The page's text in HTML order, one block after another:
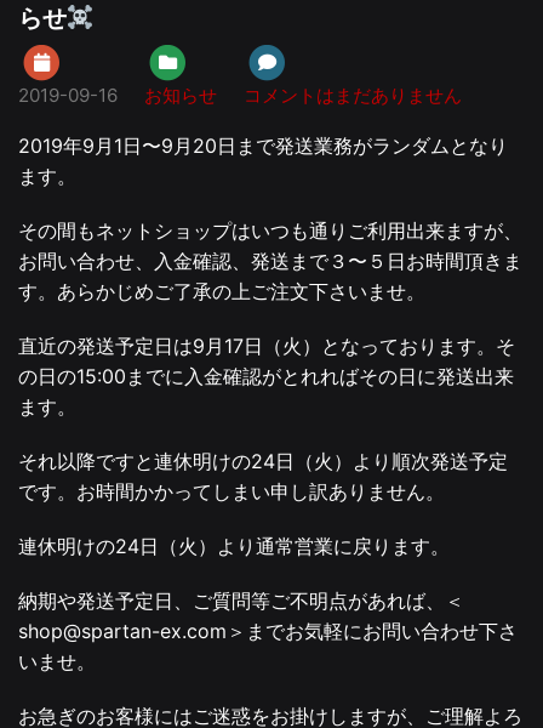
らせ
2019-09-16 お知らせ コメントはまだありません
2019年9月1日〜9月20日まで発送業務がランダムとなり
ます。
その間もネットショップはいつも通りご利用出来ますが、
お問い合わせ、入金確認、発送まで３〜５日お時間頂きま
す。あらかじめご了承の上ご注文下さいませ。
直近の発送予定日は9月17日（火）となっております。そ
の日の15:00までに入金確認がとれればその日に発送出来
ます。
それ以降ですと連休明けの24日（火）より順次発送予定
です。お時間かかってしまい申し訳ありません。
連休明けの24日（火）より通常営業に戻ります。
納期や発送予定日、ご質問等ご不明点があれば、＜
shop@spartan-ex.com＞までお気軽にお問い合わせ下さ
いませ。
お急ぎのお客様にはご迷惑をお掛けしますが、ご理解よろ